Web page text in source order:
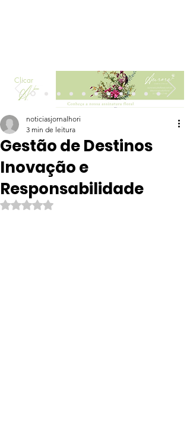
Clicar
Gestão de Destinos
Inovação e
Responsabilidade
noticiasjornalhori
3 min de leitura
Avaliado com NaN de 5 estrelas.